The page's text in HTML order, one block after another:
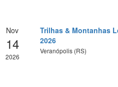
Nov
14
2026
Trilhas & Montanhas
2026
Veranópolis (RS)